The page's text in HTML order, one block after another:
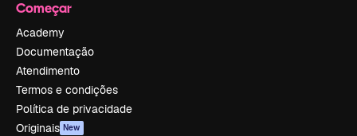
Começar
Academy
Documentação
Atendimento
Termos e condições
Política de privacidade
Originais New